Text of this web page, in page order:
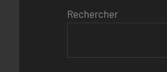
Rechercher